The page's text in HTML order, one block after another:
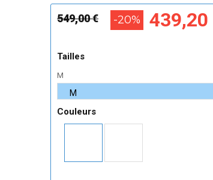
549,00 € -20% 439,20
Tailles
M
Couleurs